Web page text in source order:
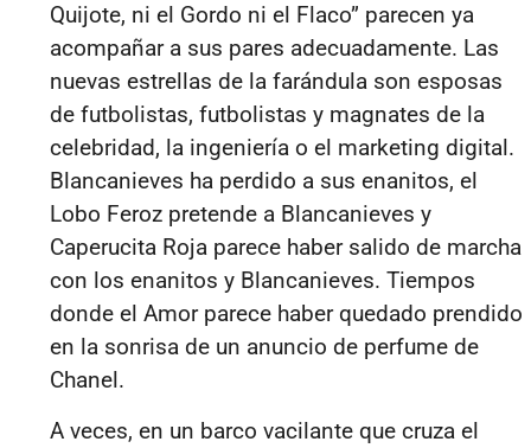
Quijote, ni el Gordo ni el Flaco” parecen ya
acompañar a sus pares adecuadamente. Las
nuevas estrellas de la farándula son esposas
de futbolistas, futbolistas y magnates de la
celebridad, la ingeniería o el marketing digital.
Blancanieves ha perdido a sus enanitos, el
Lobo Feroz pretende a Blancanieves y
Caperucita Roja parece haber salido de marcha
con los enanitos y Blancanieves. Tiempos
donde el Amor parece haber quedado prendido
en la sonrisa de un anuncio de perfume de
Chanel.
A veces, en un barco vacilante que cruza el